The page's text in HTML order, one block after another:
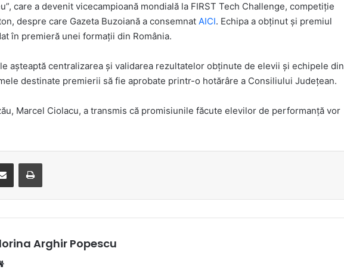
care a devenit vicecampioană mondială la FIRST Tech Challenge, competiție
despre care Gazeta Buzoiană a consemnat AICI. Echipa a obținut și premiul
în premieră unei formații din România.
așteaptă centralizarea și validarea rezultatelor obținute de elevii și echipele din
destinate premierii să fie aprobate printr-o hotărâre a Consiliului Județean.
Marcel Ciolacu, a transmis că promisiunile făcute elevilor de performanță vor
Distribuie prin e-mail Imprimare
Arghir Popescu